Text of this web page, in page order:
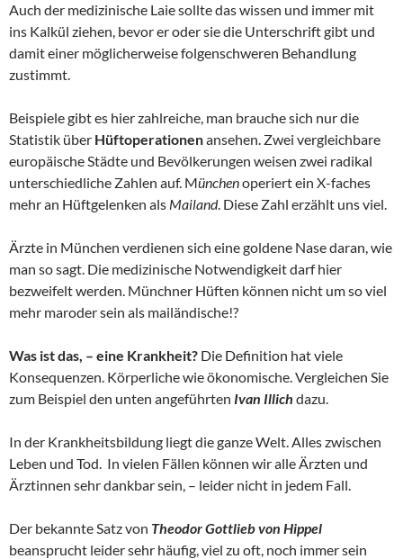
Auch der medizinische Laie sollte das wissen und immer mit
ins Kalkül ziehen, bevor er oder sie die Unterschrift gibt und
damit einer möglicherweise folgenschweren Behandlung
zustimmt.
Beispiele gibt es hier zahlreiche, man brauche sich nur die
Statistik über Hüftoperationenansehen. Zwei vergleichbare
europäische Städte und Bevölkerungen weisen zwei radikal
unterschiedliche Zahlen auf. Münchenoperiert ein X-faches
mehr an Hüftgelenken als Mailand. Diese Zahl erzählt uns viel.
Ärzte in München verdienen sich eine goldene Nase daran, wie
man so sagt. Die medizinische Notwendigkeit darf hier
bezweifelt werden. Münchner Hüften können nicht um so viel
mehr maroder sein als mailändische!?
Was ist das, – eine Krankheit? Die Definition hat viele
Konsequenzen. Körperliche wie ökonomische. Vergleichen Sie
zum Beispiel den unten angeführten Ivan Illich dazu.
In der Krankheitsbildung liegt die ganze Welt. Alles zwischen
Leben und Tod. In vielen Fällen können wir alle Ärzten und
Ärztinnen sehr dankbar sein, – leider nicht in jedem Fall.
Der bekannte Satz von Theodor Gottlieb von Hippel
beansprucht leider sehr häufig, viel zu oft, noch immer sein